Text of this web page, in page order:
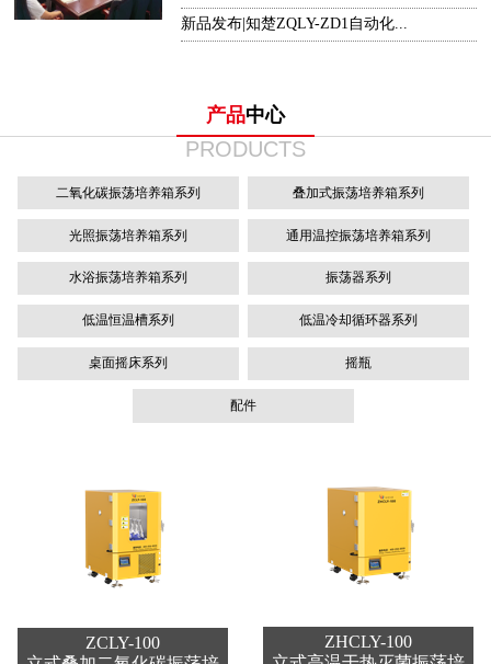
新品发布|知楚ZQLY-ZD1自动化...
产品中心
PRODUCTS
二氧化碳振荡培养箱系列 叠加式振荡培养箱系列
光照振荡培养箱系列 通用温控振荡培养箱系列
水浴振荡培养箱系列 振荡器系列
低温恒温槽系列 低温冷却循环器系列
桌面摇床系列 摇瓶
配件
ZCLY-100
ZHCLY-100